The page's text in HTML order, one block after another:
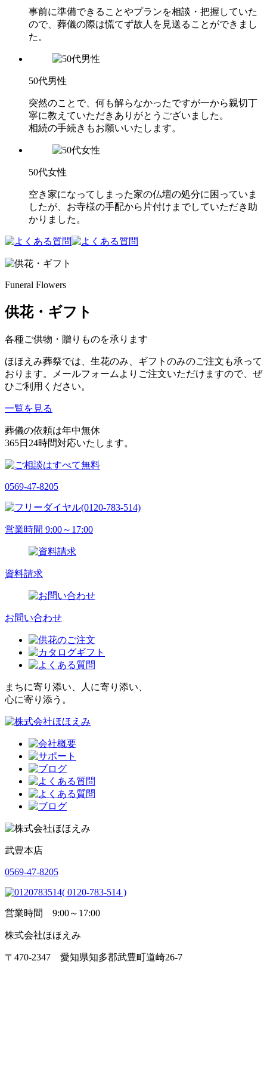
事前に準備できることやプランを相談・把握していた
ので、葬儀の際は慌てず故人を見送ることができまし
た。
50代男性
突然のことで、何も解らなかったですが一から親切丁
寧に教えていただきありがとうございました。
相続の手続きもお願いいたします。
50代女性
空き家になってしまった家の仏壇の処分に困っていま
したが、お寺様の手配から片付けまでしていただき助
かりました。
Funeral Flowers
供花・ギフト
各種ご供物・贈りものを承ります
ほほえみ葬祭では、生花のみ、ギフトのみのご注文も承って
おります。メールフォームよりご注文いただけますので、ぜ
ひご利用ください。
一覧を見る
葬儀の依頼は年中無休
365日24時間対応いたします。
0569-47-8205
(0120-783-514)
営業時間 9:00～17:00
資料請求
お問い合わせ
まちに寄り添い、人に寄り添い、
心に寄り添う。
武豊本店
0569-47-8205
( 0120-783-514 )
営業時間 9:00～17:00
株式会社ほほえみ
〒470-2347 愛知県知多郡武豊町道崎26-7